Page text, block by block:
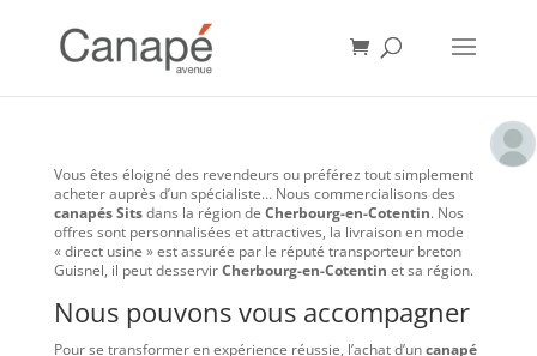
Vous êtes éloigné des revendeurs ou préférez tout simplement
acheter auprès d’un spécialiste… Nous commercialisons des
canapés Sitsdans la région de Cherbourg-en-Cotentin. Nos
offres sont personnalisées et attractives, la livraison en mode
« direct usine » est assurée par le réputé transporteur breton
Guisnel, il peut desservirCherbourg-en-Cotentin et sa région.
Nous pouvons vous accompagner
Pour se transformer en expérience réussie, l’achat d’uncanapé